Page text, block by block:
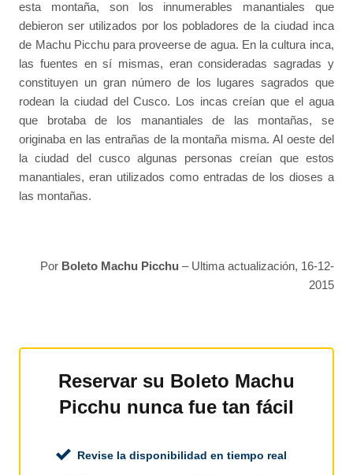
esta montaña, son los innumerables manantiales que
debieron ser utilizados por los pobladores de la ciudad inca
de Machu Picchu para proveerse de agua. En la cultura inca,
las fuentes en sí mismas, eran consideradas sagradas y
constituyen un gran número de los lugares sagrados que
rodean la ciudad del Cusco. Los incas creían que el agua
que brotaba de los manantiales de las montañas, se
originaba en las entrañas de la montaña misma. Al oeste del
la ciudad del cusco algunas personas creían que estos
manantiales, eran utilizados como entradas de los dioses a
las montañas.
Por Boleto Machu Picchu – Ultima actualización, 16-12-
2015
Reservar su Boleto Machu
Picchu nunca fue tan fácil
Revise la disponibilidad en tiempo real